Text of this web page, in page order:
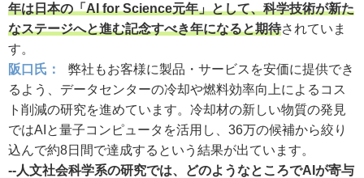
年は日本の「AI for Science元年」として、科学技術が新た
なステージへと進む記念すべき年になると期待されていま
す。
阪口氏：
弊社もお客様に製品・サービスを安価に提供でき
るよう、データセンターの冷却や燃料効率向上によるコス
ト削減の研究を進めています。冷却材の新しい物質の発見
ではAIと量子コンピュータを活用し、36万の候補から絞り
込んで約8日間で達成するという結果が出ています。
--人文社会科学系の研究では、どのようなところでAIが寄与